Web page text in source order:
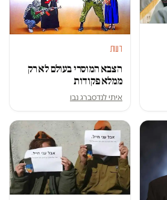
דעות
הצבא המוסרי בעולם לא רק
ממלא פקודות
איתי לנדסברג נבו